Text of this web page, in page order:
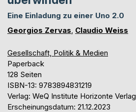
Eine Einladung zu einer Uno 2.0
Georgios Zervas Claudio Weiss
Gesellschaft, Politik & Medien
Paperback
128 Seiten
ISBN-13: 9783894831219
Verlag: WeQ Institute Horizonte Verlag
Erscheinungsdatum: 21.12.2023